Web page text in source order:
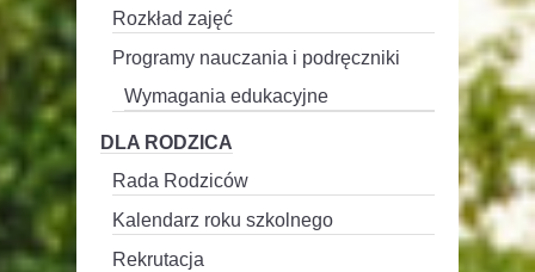
Rozkład zajęć
Programy nauczania i podręczniki
Wymagania edukacyjne
DLA RODZICA
Rada Rodziców
Kalendarz roku szkolnego
Rekrutacja